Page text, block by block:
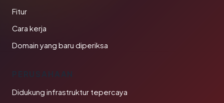
Fitur
Cara kerja
Domain yang baru diperiksa
PERUSAHAAN
Didukung infrastruktur tepercaya